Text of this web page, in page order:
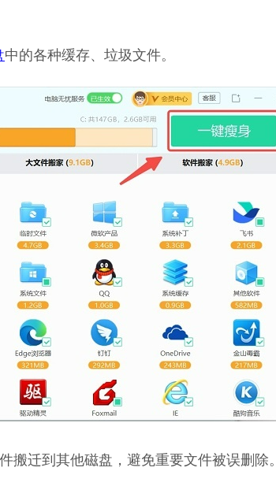
中的各种缓存、垃圾文件。
搬迁到其他磁盘，避免重要文件被误删除。